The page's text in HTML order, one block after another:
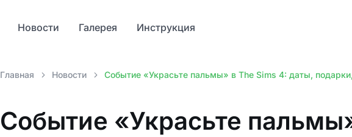
Новости Галерея Инструкция
Главная Новости Cобытие «Украсьте пальмы» в The Sims 4: даты,
Cобытие «Украсьте